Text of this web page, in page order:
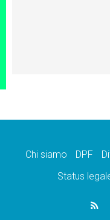
Chi siamo DPF
Status